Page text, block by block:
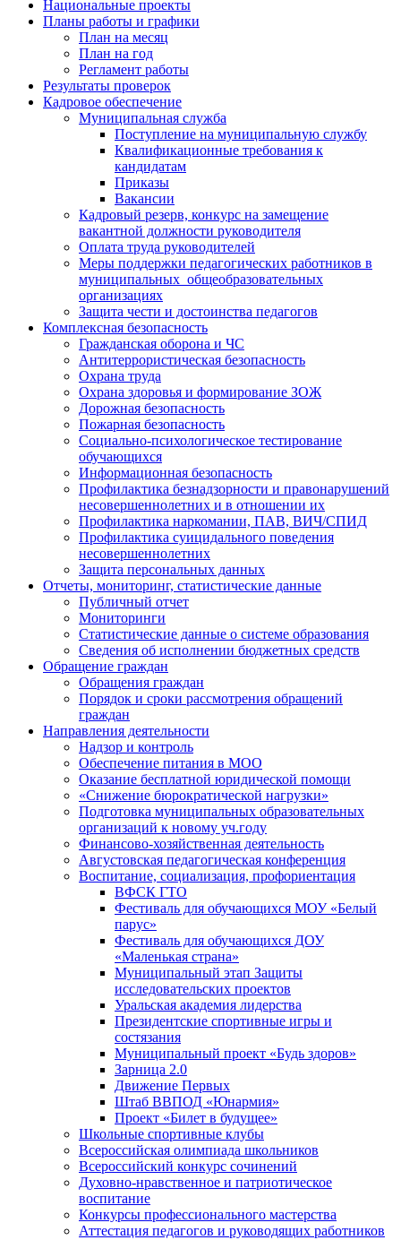
Национальные проекты
Планы работы и графики
План на месяц
План на год
Регламент работы
Результаты проверок
Кадровое обеспечение
Муниципальная служба
Поступление на муниципальную службу
Квалификационные требования к
кандидатам
Приказы
Вакансии
Кадровый резерв, конкурс на замещение
вакантной должности руководителя
Оплата труда руководителей
Меры поддержки педагогических работников в
муниципальных общеобразовательных
организациях
Защита чести и достоинства педагогов
Комплексная безопасность
Гражданская оборона и ЧС
Антитеррористическая безопасность
Охрана труда
Охрана здоровья и формирование ЗОЖ
Дорожная безопасность
Пожарная безопасность
Социально-психологическое тестирование
обучающихся
Информационная безопасность
Профилактика безнадзорности и правонарушений
несовершеннолетних и в отношении их
Профилактика наркомании, ПАВ, ВИЧ/СПИД
Профилактика суицидального поведения
несовершеннолетних
Защита персональных данных
Отчеты, мониторинг, статистические данные
Публичный отчет
Мониторинги
Статистические данные о системе образования
Сведения об исполнении бюджетных средств
Обращение граждан
Обращения граждан
Порядок и сроки рассмотрения обращений
граждан
Направления деятельности
Надзор и контроль
Обеспечение питания в МОО
Оказание бесплатной юридической помощи
«Снижение бюрократической нагрузки»
Подготовка муниципальных образовательных
организаций к новому уч.году
Финансово-хозяйственная деятельность
Августовская педагогическая конференция
Воспитание, социализация, профориентация
ВФСК ГТО
Фестиваль для обучающихся МОУ «Белый
парус»
Фестиваль для обучающихся ДОУ
«Маленькая страна»
Муниципальный этап Защиты
исследовательских проектов
Уральская академия лидерства
Президентские спортивные игры и
состязания
Муниципальный проект «Будь здоров»
Зарница 2.0
Движение Первых
Штаб ВВПОД «Юнармия»
Проект «Билет в будущее»
Школьные спортивные клубы
Всероссийская олимпиада школьников
Всероссийский конкурс сочинений
Духовно-нравственное и патриотическое
воспитание
Конкурсы профессионального мастерства
Аттестация педагогов и руководящих работников